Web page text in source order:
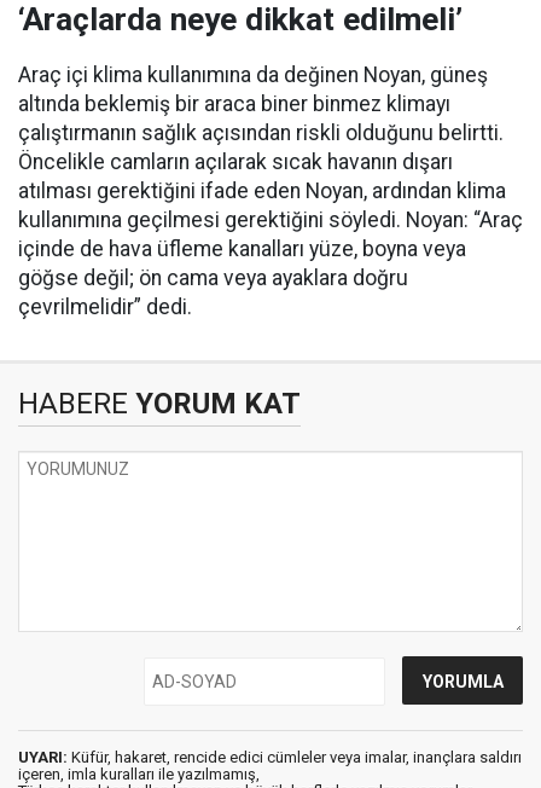
‘Araçlarda neye dikkat edilmeli’
Araç içi klima kullanımına da değinen Noyan, güneş
altında beklemiş bir araca biner binmez klimayı
çalıştırmanın sağlık açısından riskli olduğunu belirtti.
Öncelikle camların açılarak sıcak havanın dışarı
atılması gerektiğini ifade eden Noyan, ardından klima
kullanımına geçilmesi gerektiğini söyledi. Noyan: “Araç
içinde de hava üfleme kanalları yüze, boyna veya
göğse değil; ön cama veya ayaklara doğru
çevrilmelidir” dedi.
HABERE YORUM KAT
UYARI: Küfür, hakaret, rencide edici cümleler veya imalar, inançlara saldırı
içeren, imla kuralları ile yazılmamış,